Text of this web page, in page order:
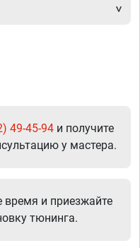
49-45-94 и получите
у мастера.
время и приезжайте
тюнинга.